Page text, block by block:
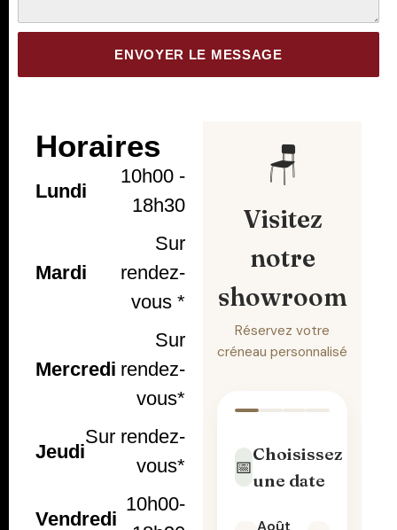
ENVOYER LE MESSAGE
Horaires
Lundi
10h00 -
18h30
Mardi
Sur
rendez-
vous *
Mercredi
Sur
rendez-
vous*
Jeudi
Sur rendez-
vous*
Vendredi
10h00-